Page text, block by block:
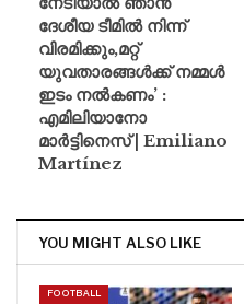
ദേശീയ ടീമിൽ നിന്ന്
വിരമിക്കും,മറ്റ്
യുവതാരങ്ങൾക്ക് നമ്മൾ
ഇടം നൽകണം’ :
എമിലിയാനോ
മാർട്ടിനെസ് | Emiliano
Martínez
YOU MIGHT ALSO LIKE
FOOTBALL